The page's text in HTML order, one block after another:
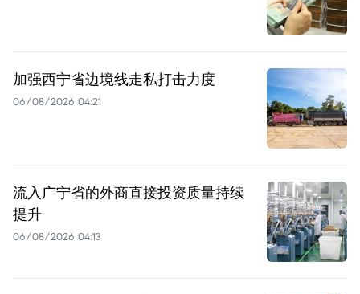
加强西宁省边境线走私打击力度
06/08/2026 04:21
流入广宁省的外商直接投资质量持续
提升
06/08/2026 04:13